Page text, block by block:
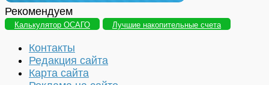
Рекомендуем
Калькулятор ОСАГО Лучшие накопительные счета
Контакты
Редакция сайта
Карта сайта